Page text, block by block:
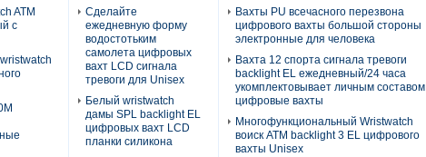
ATM
с
Сделайте
ежедневную форму
водостотьким
самолета цифровых
вахт LCD сигнала
тревоги для Unisex
Белый wristwatch
дамы SPL backlight EL
цифровых вахт LCD
планки силикона
Вахты PU всечасного перезвона
цифрового вахты большой стороны
электронные для человека
Вахта 12 спорта сигнала тревоги
backlight EL ежедневный/24 часа
укомплектовывает личным составом
цифровые вахты
Многофункциональный Wristwatch
воиск ATM backlight 3 EL цифрового
вахты Unisex